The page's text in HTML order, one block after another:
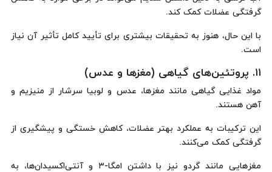
گرفتگی عضلات کمک کند.
با این حال، هنوز به تحقیقات بیشتری برای تأیید کامل تأثیر آن نیاز
است.
۱۱. پروتئین‌های گیاهی (مغزها و عدس)
مواد غذایی گیاهی مانند مغزها، عدس و لوبیا سرشار از منیزیم و
آهن هستند.
این ترکیبات به عملکرد بهتر عضلات، کاهش خستگی و پیشگیری از
گرفتگی کمک می‌کنند.
مغزهایی مانند گردو نیز با داشتن امگا-۳ و آنتی‌اکسیدان‌ها، به